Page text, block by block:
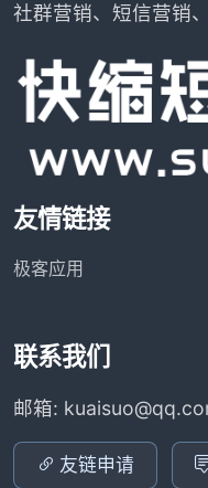
社群营销、短信营销
友情链接
极客应用
联系我们
邮箱:
友链申请